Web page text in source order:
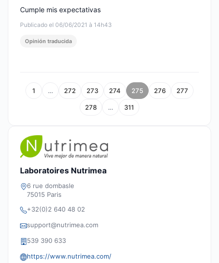
Publicado el 06/06/2021 à 14h43
Cumple mis expectativas
Opinión traducida
1 … 272 273 274 275 276 277
278 … 311
Laboratoires Nutrimea
6 rue dombasle
75015 Paris
+32(0)2 640 48 02
support@nutrimea.com
539 390 633
https://www.nutrimea.com/